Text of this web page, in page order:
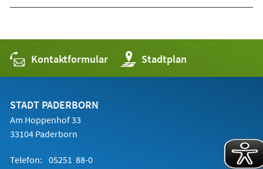
Kontaktformular Stadtplan
(Öffnet
in
einem
STADT PADERBORN
Am Hoppenhof 33
33104 Paderborn
Telefon: 05251 88-0